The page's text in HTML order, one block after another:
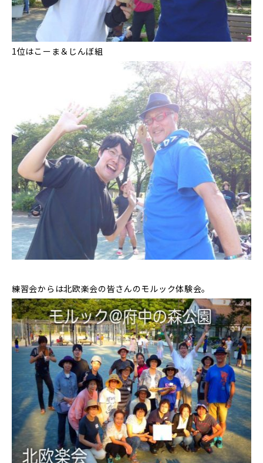
1位はこーま＆じんぼ組
練習会からは北欧楽会の皆さんのモルック体験会。